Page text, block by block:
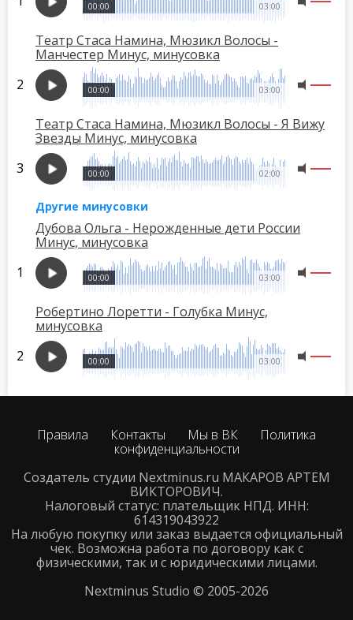
03:00
00:00
Театр Стаса Намина, Мюзикл Волосы -
Манчестер Минус, минусовка
03:00
00:00
Театр Стаса Намина, Мюзикл Волосы - Я Вижу
Звезды Минус, минусовка
02:00
00:00
Другие минусовки
Дубова Ольга - Нерожденные дети России
Минус, минусовка
03:00
00:00
Робертино Лоретти - Голубка Минус,
минусовка
03:00
00:00
Правила Контакты Мы в ВК
Политика
конфиденциальности
Создатель студии Nextminus.ru МАКАРОВ АРТЕМ
ВИКТОРОВИЧ.
Налоговый статус: плательщик НПД. ИНН:
614319043922
На любую покупку или заказ выдается официальный
чек. Возможна работа по договору как с
физическими, так и с юридическими лицами.
Nextminus Studio © 2005-2026